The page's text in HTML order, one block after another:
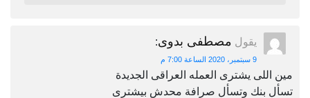
يقول مصطفى بدوى:
9 سبتمبر، 2020 الساعة 7:00 م
مين اللى يشترى العمله العراقى الجديدة
تسأل بنك وتسأل صرافة محدش بيشترى